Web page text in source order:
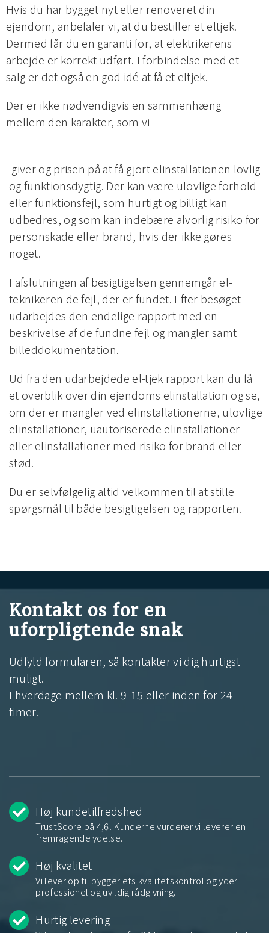
Hvis du har bygget nyt eller renoveret din
ejendom, anbefaler vi, at du bestiller et eltjek.
Dermed får du en garanti for, at elektrikerens
arbejde er korrekt udført. I forbindelse med et
salg er det også en god idé at få et eltjek.
Der er ikke nødvendigvis en sammenhæng
mellem den karakter, som vi
giver og prisen på at få gjort elinstallationen lovlig
og funktionsdygtig. Der kan være ulovlige forhold
eller funktionsfejl, som hurtigt og billigt kan
udbedres, og som kan indebære alvorlig risiko for
personskade eller brand, hvis der ikke gøres
noget.
I afslutningen af besigtigelsen gennemgår el-
teknikeren de fejl, der er fundet. Efter besøget
udarbejdes den endelige rapport med en
beskrivelse af de fundne fejl og mangler samt
billeddokumentation.
Ud fra den udarbejdede el-tjek rapport kan du få
et overblik over din ejendoms elinstallation og se,
om der er mangler ved elinstallationerne, ulovlige
elinstallationer, uautoriserede elinstallationer
eller elinstallationer med risiko for brand eller
stød.
Du er selvfølgelig altid velkommen til at stille
spørgsmål til både besigtigelsen og rapporten.
Kontakt os for en
uforpligtende snak
Udfyld formularen, så kontakter vi dig hurtigst
muligt.
I hverdage mellem kl. 9-15 eller inden for 24
timer.
Høj kundetilfredshed
TrustScore på 4,6. Kunderne vurderer vi leverer en
fremragende ydelse.
Høj kvalitet
Vi lever op til byggeriets kvalitetskontrol og yder
professionel og uvildig rådgivning.
Hurtig levering